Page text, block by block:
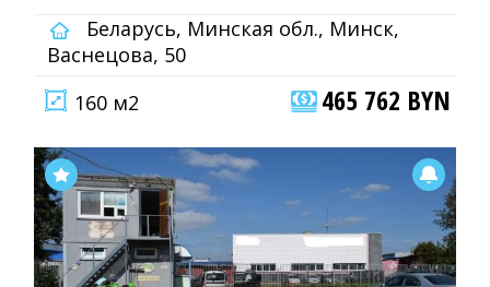
Беларусь, Минская обл., Минск,
Васнецова, 50
160 м2
465 762 BYN